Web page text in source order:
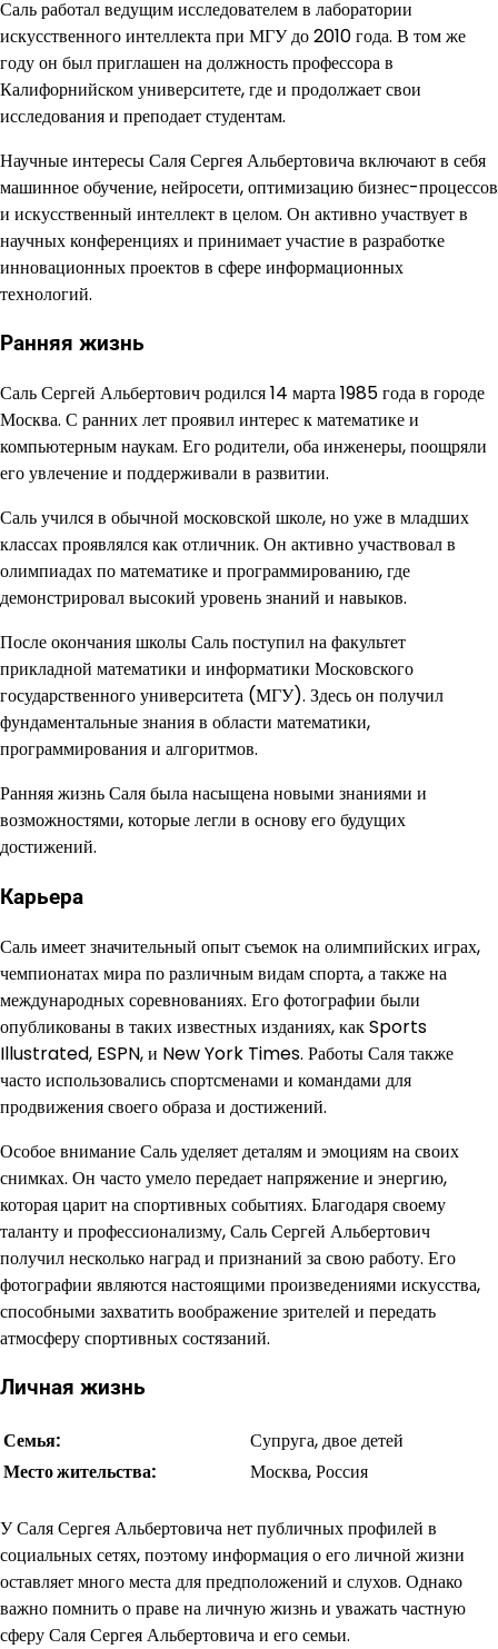
Саль работал ведущим исследователем в лаборатории
искусственного интеллекта при МГУ до 2010 года. В том же
году он был приглашен на должность профессора в
Калифорнийском университете, где и продолжает свои
исследования и преподает студентам.
Научные интересы Саля Сергея Альбертовича включают в себя
машинное обучение, нейросети, оптимизацию бизнес-процессов
и искусственный интеллект в целом. Он активно участвует в
научных конференциях и принимает участие в разработке
инновационных проектов в сфере информационных
технологий.
Ранняя жизнь
Саль Сергей Альбертович родился 14 марта 1985 года в городе
Москва. С ранних лет проявил интерес к математике и
компьютерным наукам. Его родители, оба инженеры, поощряли
его увлечение и поддерживали в развитии.
Саль учился в обычной московской школе, но уже в младших
классах проявлялся как отличник. Он активно участвовал в
олимпиадах по математике и программированию, где
демонстрировал высокий уровень знаний и навыков.
После окончания школы Саль поступил на факультет
прикладной математики и информатики Московского
государственного университета (МГУ). Здесь он получил
фундаментальные знания в области математики,
программирования и алгоритмов.
Ранняя жизнь Саля была насыщена новыми знаниями и
возможностями, которые легли в основу его будущих
достижений.
Карьера
Саль имеет значительный опыт съемок на олимпийских играх,
чемпионатах мира по различным видам спорта, а также на
международных соревнованиях. Его фотографии были
опубликованы в таких известных изданиях, как Sports
Illustrated, ESPN, и New York Times. Работы Саля также
часто использовались спортсменами и командами для
продвижения своего образа и достижений.
Особое внимание Саль уделяет деталям и эмоциям на своих
снимках. Он часто умело передает напряжение и энергию,
которая царит на спортивных событиях. Благодаря своему
таланту и профессионализму, Саль Сергей Альбертович
получил несколько наград и признаний за свою работу. Его
фотографии являются настоящими произведениями искусства,
способными захватить воображение зрителей и передать
атмосферу спортивных состязаний.
Личная жизнь
Семья:
Супруга, двое детей
Место жительства:
Москва, Россия
У Саля Сергея Альбертовича нет публичных профилей в
социальных сетях, поэтому информация о его личной жизни
оставляет много места для предположений и слухов. Однако
важно помнить о праве на личную жизнь и уважать частную
сферу Саля Сергея Альбертовича и его семьи.